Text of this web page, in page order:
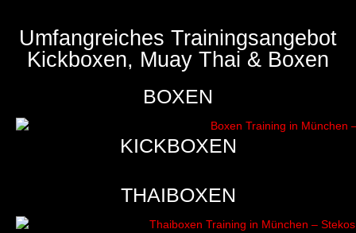
Umfangreiches Trainingsangebot
Kickboxen, Muay Thai & Boxen
BOXEN
KICKBOXEN
THAIBOXEN